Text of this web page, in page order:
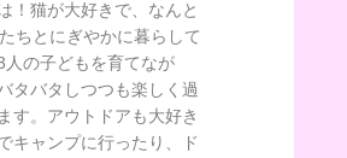
！猫が大好きで、なんと
ちとにぎやかに暮らして
人の子どもを育てなが
タバタしつつも楽しく過
す。アウトドアも大好き
キャンプに行ったり、ド